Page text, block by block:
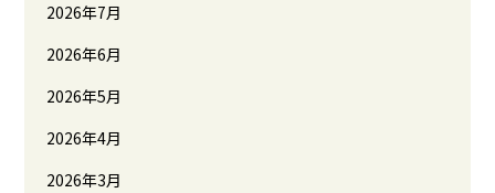
2026年7月
2026年6月
2026年5月
2026年4月
2026年3月